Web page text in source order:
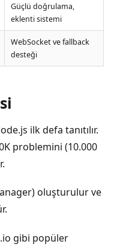
Güçlü doğrulama,
eklenti sistemi
WebSocket ve fallback
desteği
ilk defa tanıtılır.
problemini (10.000
oluşturulur ve
gibi popüler